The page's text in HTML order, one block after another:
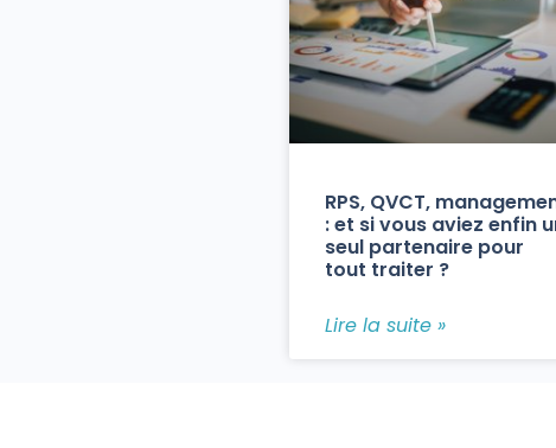
RPS, QVCT,
: et si vous aviez enfin
seul partenaire pour
tout traiter ?
Lire la suite »